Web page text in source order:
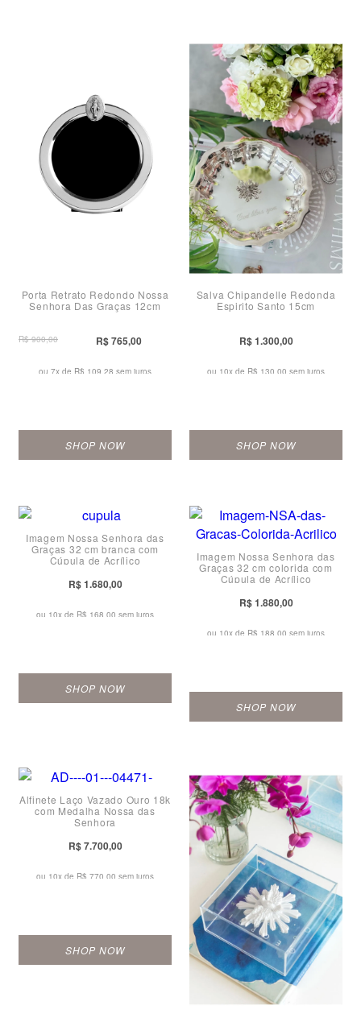
Porta Retrato Redondo Nossa
Senhora Das Graças 12cm
R$ 900,00 R$ 765,00
ou 7x de R$ 109,28 sem juros
SHOP NOW
Salva Chipandelle Redonda
Espirito Santo 15cm
R$ 1.300,00
ou 10x de R$ 130,00 sem juros
SHOP NOW
Imagem Nossa Senhora das
Graças 32 cm branca com
Cúpula de Acrílico
R$ 1.680,00
ou 10x de R$ 168,00 sem juros
SHOP NOW
Imagem Nossa Senhora das
Graças 32 cm colorida com
Cúpula de Acrílico
R$ 1.880,00
ou 10x de R$ 188,00 sem juros
SHOP NOW
Alfinete Laço Vazado Ouro 18k
com Medalha Nossa das
Senhora
R$ 7.700,00
ou 10x de R$ 770,00 sem juros
SHOP NOW